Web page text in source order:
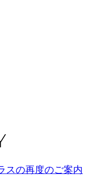
スの再度のご案内